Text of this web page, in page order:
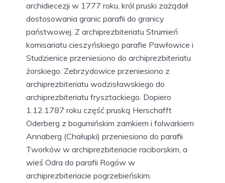
archidiecezji w 1777 roku, król pruski zażądał
dostosowania granic parafii do granicy
państwowej. Z archiprezbiteriatu Strumień
komisariatu cieszyńskiego parafie Pawłowice i
Studzienice przeniesiono do archiprezbiteriatu
żorskiego. Zebrzydowice przeniesiono z
archiprezbiteriatu wodzisławskiego do
archiprezbiteriatu frysztackiego. Dopiero
1.12.1787 roku część pruską Herschafft
Oderberg z bogumińskim zamkiem i folwarkiem
Annaberg (Chałupki) przeniesiono do parafii
Tworków w archiprezbiteriacie raciborskim, a
wieś Odra do parafii Rogów w
archiprezbiteriacie pogrzebieńskim.